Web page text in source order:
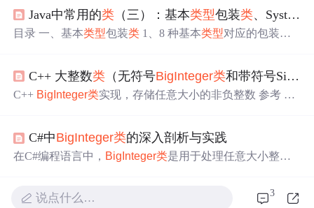
注意其精度和舍入控制问题，以确保计算结果的准确性。
的高1位为n-1）。
Java中常用的类 （三）：基本类型包装类、System
目录 一、基本类型包装类 1、8 种基本类型对应的包装类
mal类 一、基本类型包装类在实际开发中，往往需要将数
据转换成字符串类型进行存储，会根据需要转换成指定的
C++ 大整数类 （无符号BigInteger类和带符号Signed
C++ BigInteger类实现，存储任意大小的非负整数 参考 算
#include <vector> #include <algorithm> #include <iostream> us
ing namespace std; /** * 存储任意大小的非负整数 */ class
C#中BigInteger类的深入剖析与实践
在C#编程语言中， BigInteger类是用于处理任意大小整数
nt或long。在.NET框架中，
提供了一种表示不
说点什么… 3